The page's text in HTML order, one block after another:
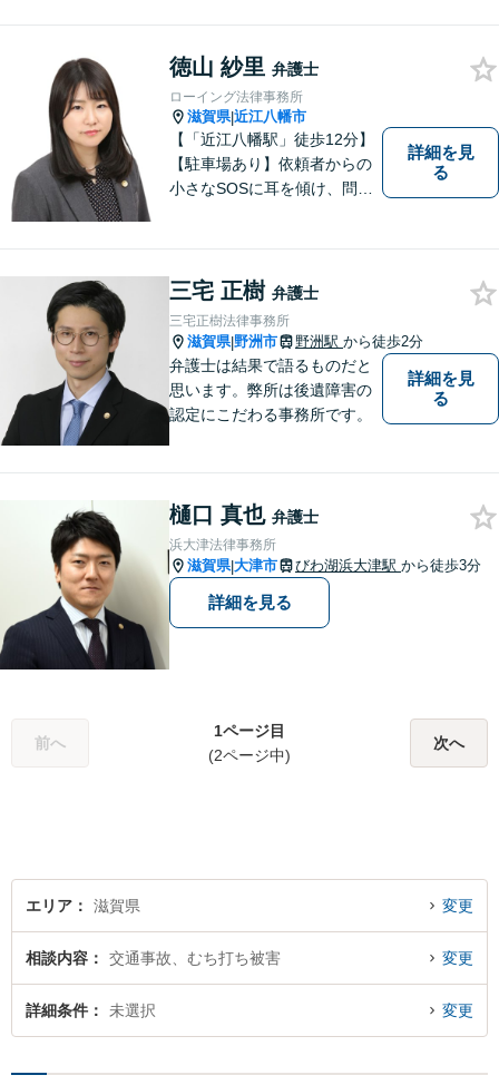
進できることがございます。
どうぞ当事務所にご相談くだ
さい。
徳山 紗里 弁護士
ローイング法律事務所
滋賀県|近江八幡市
【「近江八幡駅」徒歩12分】
【駐車場あり】依頼者からの
小さなSOSに耳を傾け、問題
相談ください。
詳細を見
る
三宅 正樹 弁護士
三宅正樹法律事務所
滋賀県|野洲市 野洲駅 から徒歩2分
弁護士は結果で語るものだと
思います。弊所は後遺障害の
認定にこだわる事務所です。
詳細を見
る
樋口 真也 弁護士
浜大津法律事務所
滋賀県|大津市 びわ湖浜大津駅 から徒歩3分
詳細を見る
前へ
1ページ目
(2ページ中)
次へ
エリア 滋賀県 変更
相談内容 交通事故、むち打ち被害 変更
詳細条件 未選択 変更